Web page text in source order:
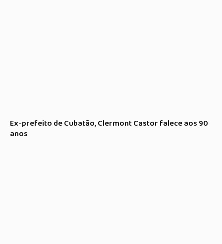
Ex-prefeito de Cubatão, Clermont Castor falece aos 90
anos